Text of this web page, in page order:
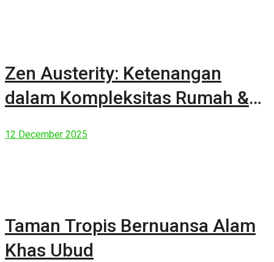
Zen Austerity: Ketenangan
dalam Kompleksitas Rumah &
12 December 2025
Taman Tropis Bernuansa Alam
Khas Ubud